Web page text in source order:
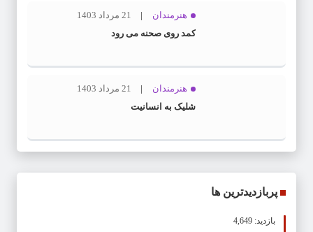
هنرمندان
21 مرداد 1403
کمد روی صحنه می رود
هنرمندان
21 مرداد 1403
شلیک به انسانیت
پربازدیدترین ها
بازدید: 4,649